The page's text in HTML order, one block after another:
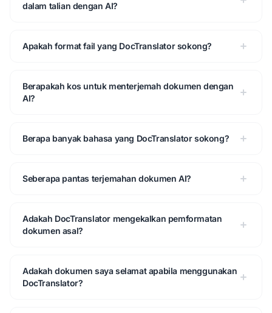
dalam talian dengan AI?
Apakah format fail yang DocTranslator sokong?
Berapakah kos untuk menterjemah dokumen dengan
AI?
Berapa banyak bahasa yang DocTranslator sokong?
Seberapa pantas terjemahan dokumen AI?
Adakah DocTranslator mengekalkan pemformatan
dokumen asal?
Adakah dokumen saya selamat apabila menggunakan
DocTranslator?